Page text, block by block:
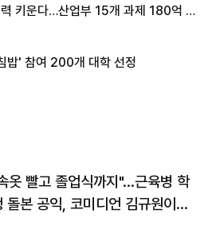
키운다…산업부 15개 과제 180억 지
밥' 참여 200개 대학 선정
옷 빨고 졸업식까지"…근육병 학
돌본 공익, 코미디언 김규원이었